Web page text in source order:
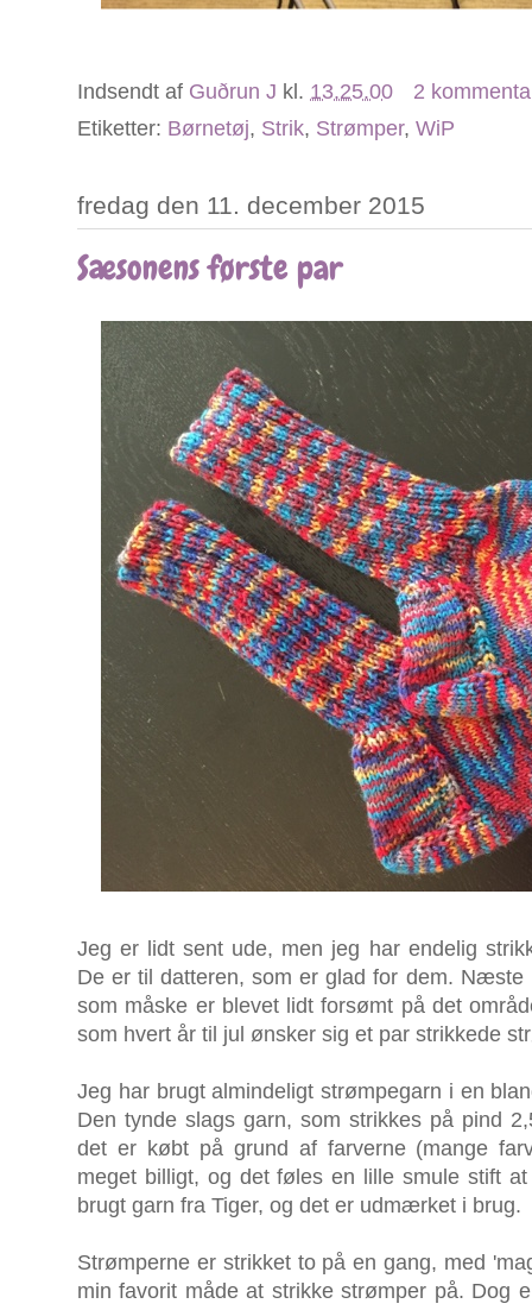
Indsendt af Guðrun J kl. 13.25.00
2
Etiketter: Børnetøj, Strik, Strømper, WiP
fredag den 11. december 2015
Sæsonens første par
Jeg er lidt sent ude, men jeg har endelig
De er til datteren, som er glad for dem.
som måske er blevet lidt forsømt på det
som hvert år til jul ønsker sig et par strikkede
Jeg har brugt almindeligt strømpegarn i en
Den tynde slags garn, som strikkes på pind
det er købt på grund af farverne (mange
meget billigt, og det føles en lille smule stift
brugt garn fra Tiger, og det er udmærket i brug.
Strømperne er strikket to på en gang, med
min favorit måde at strikke strømper på. Dog